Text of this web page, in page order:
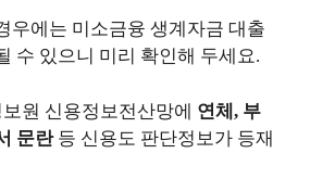
우에는 미소금융 생계자금 대출
수 있으니 미리 확인해 두세요.
원 신용정보전산망에 연체, 부
문란등 신용도 판단정보가 등재